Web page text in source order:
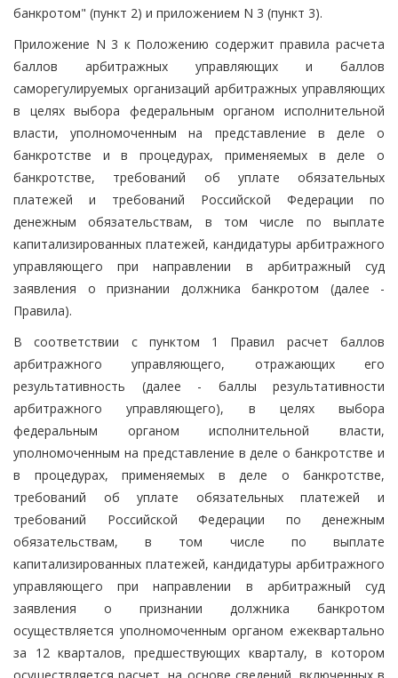
банкротом" (пункт 2) и приложением N 3 (пункт 3).
Приложение N 3 к Положению содержит правила расчета
баллов арбитражных управляющих и баллов
саморегулируемых организаций арбитражных управляющих
в целях выбора федеральным органом исполнительной
власти, уполномоченным на представление в деле о
банкротстве и в процедурах, применяемых в деле о
банкротстве, требований об уплате обязательных
платежей и требований Российской Федерации по
денежным обязательствам, в том числе по выплате
капитализированных платежей, кандидатуры арбитражного
управляющего при направлении в арбитражный суд
заявления о признании должника банкротом (далее -
Правила).
В соответствии с пунктом 1 Правил расчет баллов
арбитражного управляющего, отражающих его
результативность (далее - баллы результативности
арбитражного управляющего), в целях выбора
федеральным органом исполнительной власти,
уполномоченным на представление в деле о банкротстве и
в процедурах, применяемых в деле о банкротстве,
требований об уплате обязательных платежей и
требований Российской Федерации по денежным
обязательствам, в том числе по выплате
капитализированных платежей, кандидатуры арбитражного
управляющего при направлении в арбитражный суд
заявления о признании должника банкротом
осуществляется уполномоченным органом ежеквартально
за 12 кварталов, предшествующих кварталу, в котором